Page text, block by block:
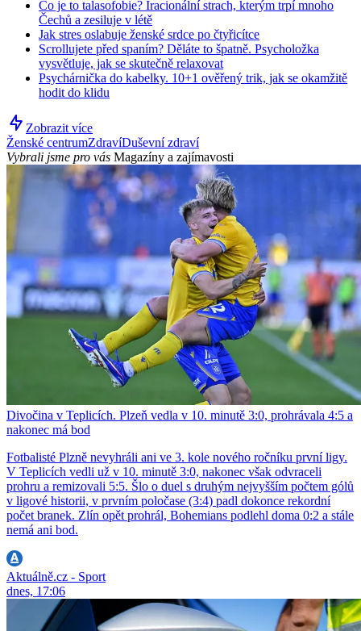
Co je to talasofobie? Iracionální strach, kterým trpí mnoho
Čechů a zesiluje v létě
Jak stres oslabuje ženské srdce po čtyřicítce
Scrollujete před spaním? Děláte to špatně. Psycholožka
vysvětluje, jak se skutečně relaxovat
Psychárnička do kabelky. 10+1 ověřený trik, jak se okamžitě
hodit do klidu
Zobrazit více
Ženské centrumZdravíDuševní zdraví
Vybrali jsme pro vás Magazíny a zajímavosti
Divočina v Teplicích. Plzeň vedla v 10. minutě 3:0, prohrávala 4:5 a
nakonec má bod
Fotbalisté Plzně nevyhráli ani ve 3. kole nového ročníku první ligy.
V Teplicích vedli už v 10. minutě 3:0, nakonec však odvraceli
prohru a remizovali 5:5. Šlo o duel s druhým nejvyšším počtem gólů
v ligové historii, v prvním poločase (3:4) padl dokonce rekordní
počet branek. Zlín opět prohrál, Bohemians podlehl doma 0:2 a stále
nemá ani bod.
Aktuálně.cz - Sport
dnes, 17:06